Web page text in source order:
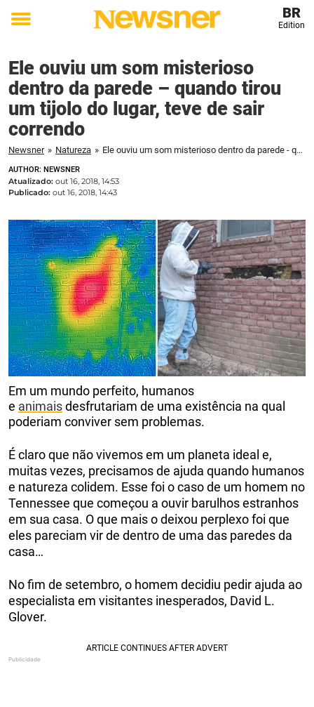
Toggle
BR
Edition
Ele ouviu um som misterioso
dentro da parede – quando tirou
um tijolo do lugar, teve de sair
correndo
Newsner » Natureza » Ele ouviu um som misterioso dentro da parede - quando tirou um tijolo do lugar, teve de sair correndo
AUTHOR: NEWSNER
Atualizado: out 16, 2018, 14:53
Publicado: out 16, 2018, 14:43
Em um mundo perfeito, humanos
e animaisdesfrutariam de uma existência na qual
poderiam conviver sem problemas.
É claro que não vivemos em um planeta ideal e,
muitas vezes, precisamos de ajuda quando humanos
e natureza colidem. Esse foi o caso de um homem no
Tennessee que começou a ouvir barulhos estranhos
em sua casa. O que mais o deixou perplexo foi que
eles pareciam vir de dentro de uma das paredes da
casa…
No fim de setembro, o homem decidiu pedir ajuda ao
especialista em visitantes inesperados, David L.
Glover.